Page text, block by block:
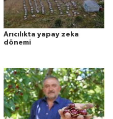
Arıcılıkta yapay zeka
dönemi